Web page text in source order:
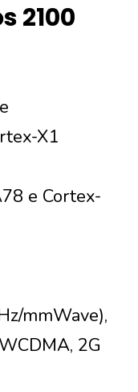
2100
X1
e Cortex-
mmWave),
2G